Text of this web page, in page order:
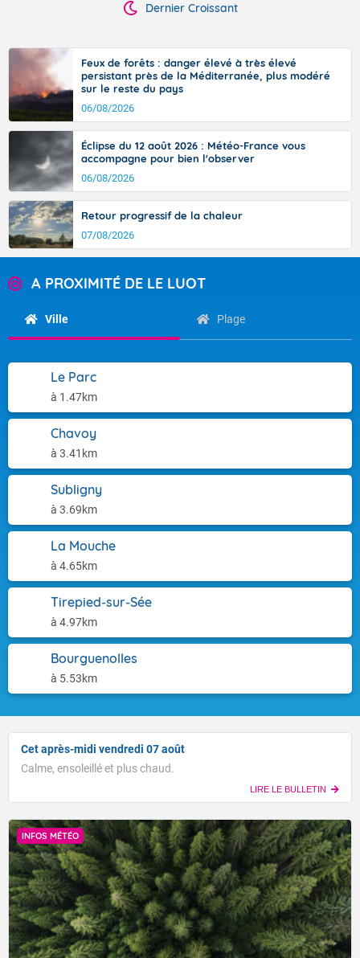
Dernier Croissant
Feux de forêts : danger élevé à très élevé
persistant près de la Méditerranée, plus modéré
sur le reste du pays
06/08/2026
Éclipse du 12 août 2026 : Météo-France vous
accompagne pour bien l'observer
06/08/2026
Retour progressif de la chaleur
07/08/2026
A PROXIMITÉ DE LE LUOT
Ville Plage
Le Parc
à 1.47km
Chavoy
à 3.41km
Subligny
à 3.69km
La Mouche
à 4.65km
Tirepied-sur-Sée
à 4.97km
Bourguenolles
à 5.53km
Cet après-midi vendredi 07 août
Calme, ensoleillé et plus chaud.
LIRE LE BULLETIN
INFOS MÉTÉO